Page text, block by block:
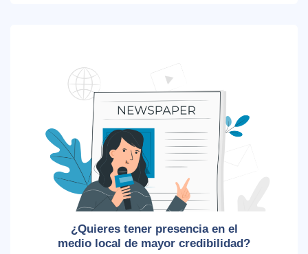
¿Quieres tener presencia en el
medio local de mayor credibilidad?